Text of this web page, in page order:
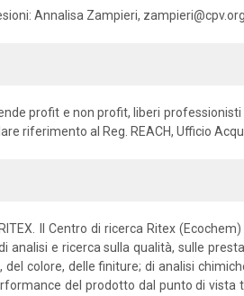
Annalisa Zampieri, zampieri@cpv.org
profit e non profit, liberi
riferimento al Reg. REACH, Ufficio
Il Centro di ricerca Ritex
analisi e ricerca sulla qualità, sulle
colore, delle finiture; di analisi
del prodotto dal punto di vista